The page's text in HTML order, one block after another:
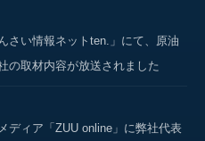
さい情報ネットten.」にて、原油
の取材内容が放送されました
ディア「ZUU online」に弊社代表